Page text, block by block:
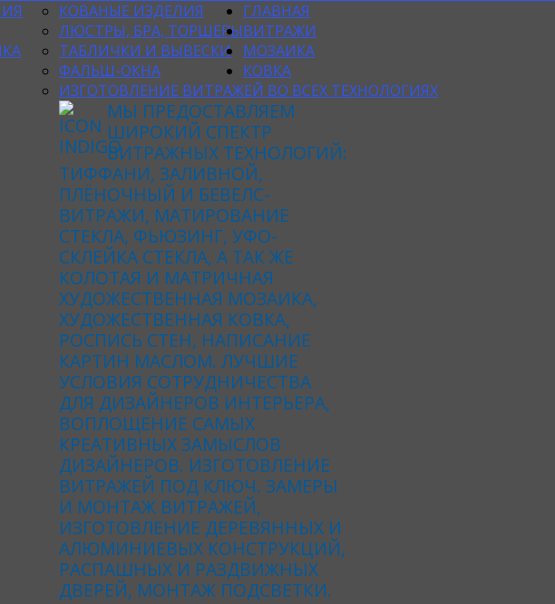
КОВАНЫЕ ИЗДЕЛИЯ
ЛЮСТРЫ, БРА, ТОРШЕРЫ
ТАБЛИЧКИ И ВЫВЕСКИ
ФАЛЬШ-ОКНА
ГЛАВНАЯ
ВИТРАЖИ
ИЗГОТОВЛЕНИЕ ВИТРАЖЕЙ ВО ВСЕХ ТЕХНОЛОГИЯХ
МЫ ПРЕДОСТАВЛЯЕМ
ШИРОКИЙ СПЕКТР
ВИТРАЖНЫХ ТЕХНОЛОГИЙ:
ТИФФАНИ, ЗАЛИВНОЙ,
ПЛЁНОЧНЫЙ И БЕВЕЛС-
ВИТРАЖИ, МАТИРОВАНИЕ
СТЕКЛА, ФЬЮЗИНГ, УФО-
СКЛЕЙКА СТЕКЛА, А ТАК ЖЕ
КОЛОТАЯ И МАТРИЧНАЯ
ХУДОЖЕСТВЕННАЯ МОЗАИКА,
ХУДОЖЕСТВЕННАЯ КОВКА,
РОСПИСЬ СТЕН, НАПИСАНИЕ
КАРТИН МАСЛОМ. ЛУЧШИЕ
УСЛОВИЯ СОТРУДНИЧЕСТВА
ДЛЯ ДИЗАЙНЕРОВ ИНТЕРЬЕРА,
ВОПЛОЩЕНИЕ САМЫХ
КРЕАТИВНЫХ ЗАМЫСЛОВ
ДИЗАЙНЕРОВ. ИЗГОТОВЛЕНИЕ
ВИТРАЖЕЙ ПОД КЛЮЧ. ЗАМЕРЫ
И МОНТАЖ ВИТРАЖЕЙ,
ИЗГОТОВЛЕНИЕ ДЕРЕВЯННЫХ И
АЛЮМИНИЕВЫХ КОНСТРУКЦИЙ,
РАСПАШНЫХ И РАЗДВИЖНЫХ
ДВЕРЕЙ, МОНТАЖ ПОДСВЕТКИ.
МОЗАИКА
КОВКА